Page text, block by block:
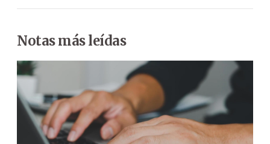
Notas más leídas